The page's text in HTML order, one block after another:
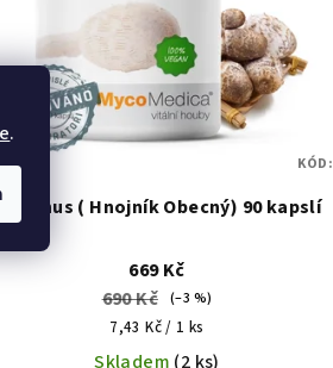
.
( Hnojník Obecný) 90 kapslí
669 Kč
690 Kč (–3 %)
Měrná
cena:
7,43 Kč / 1 ks
Skladem (2 ks)
KÓD: